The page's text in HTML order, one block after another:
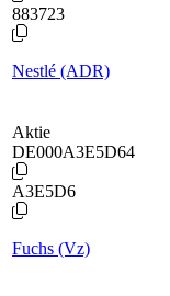
883723
Nestlé (ADR)
Aktie
DE000A3E5D64
A3E5D6
Fuchs (Vz)